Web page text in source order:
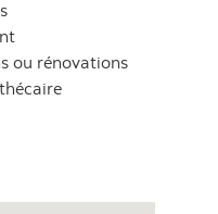
ou rénovations